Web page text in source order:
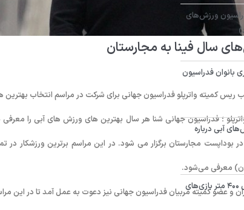
سال فینا به مجارستان
ريس کمیته واترپلو فدراسیون جهانی برای شرکت در مراسم انتخاب
؛ فدراسیون جهانی شنا هر سال بهترین های ورزش های آبی را
شاخص فینا ۳۱ ژانویه (۱۱ بهمن ۱۳۹۴) در بوداپست مجارستان برگزار می شود. در این مراسم
معرفی می‌شود.
و عضو کمیته مربیان فدراسیون جهانی نیز دعوت به عمل آمد تا در این
ورزش‌های
بانوان فدراسیون
آبی درباره
محمد قاسمی: هدفم رسیدن به فینال ۴۰۰ متر بازی‌های